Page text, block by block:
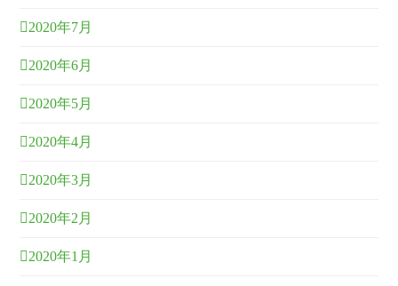
2020年7月
2020年6月
2020年5月
2020年4月
2020年3月
2020年2月
2020年1月